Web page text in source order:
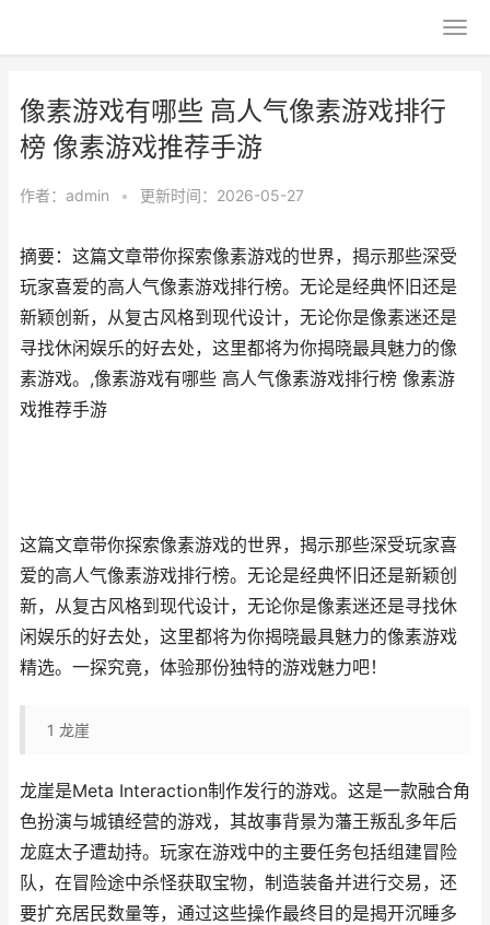
像素游戏有哪些 高人气像素游戏排行
榜 像素游戏推荐手游
作者： admin • 更新时间：2026-05-27
摘要：这篇文章带你探索像素游戏的世界，揭示那些深受
玩家喜爱的高人气像素游戏排行榜。无论是经典怀旧还是
新颖创新，从复古风格到现代设计，无论你是像素迷还是
寻找休闲娱乐的好去处，这里都将为你揭晓最具魅力的像
素游戏。,像素游戏有哪些 高人气像素游戏排行榜 像素游
戏推荐手游
这篇文章带你探索像素游戏的世界，揭示那些深受玩家喜
爱的高人气像素游戏排行榜。无论是经典怀旧还是新颖创
新，从复古风格到现代设计，无论你是像素迷还是寻找休
闲娱乐的好去处，这里都将为你揭晓最具魅力的像素游戏
精选。一探究竟，体验那份独特的游戏魅力吧！
1 龙崖
龙崖是Meta Interaction制作发行的游戏。这是一款融合角
色扮演与城镇经营的游戏，其故事背景为藩王叛乱多年后
龙庭太子遭劫持。玩家在游戏中的主要任务包括组建冒险
队，在冒险途中杀怪获取宝物，制造装备并进行交易，还
要扩充居民数量等，通过这些操作最终目的是揭开沉睡多